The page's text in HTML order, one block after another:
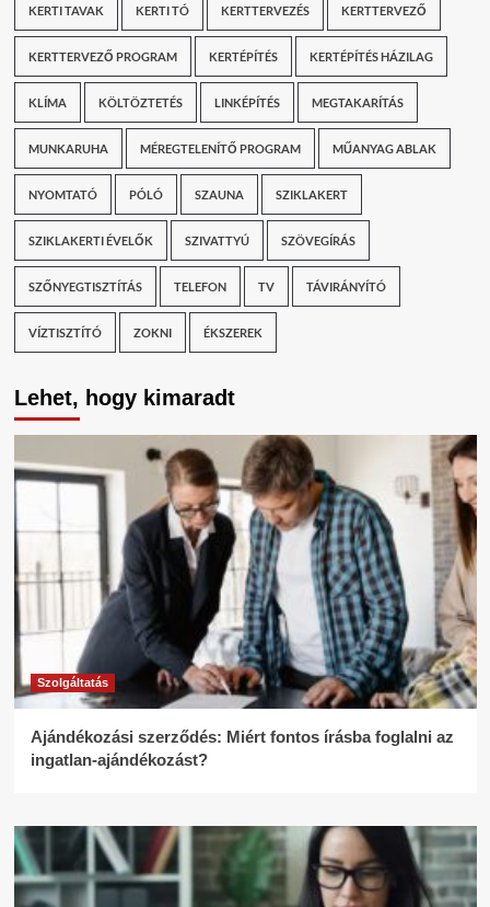
KERTI TAVAK KERTI TÓ KERTTERVEZÉS KERTTERVEZŐ
KERTTERVEZŐ PROGRAM KERTÉPÍTÉS KERTÉPÍTÉS HÁZILAG
KLÍMA KÖLTÖZTETÉS LINKÉPÍTÉS MEGTAKARÍTÁS
MUNKARUHA MÉREGTELENÍTŐ PROGRAM MŰANYAG ABLAK
NYOMTATÓ PÓLÓ SZAUNA SZIKLAKERT
SZIKLAKERTI ÉVELŐK SZIVATTYÚ SZÖVEGÍRÁS
SZŐNYEGTISZTÍTÁS TELEFON TV TÁVIRÁNYÍTÓ
VÍZTISZTÍTÓ ZOKNI ÉKSZEREK
Lehet, hogy kimaradt
Szolgáltatás
Ajándékozási szerződés: Miért fontos írásba foglalni az
ingatlan-ajándékozást?